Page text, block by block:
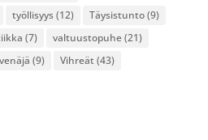
työllisyys(12) Täysistunto(9)
(7) valtuustopuhe(21)
venäjä (9) Vihreät (43)